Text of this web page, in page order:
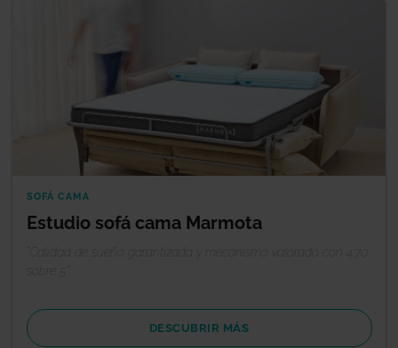
SOFÁ CAMA
Estudio sofá cama Marmota
DESCUBRIR MÁS